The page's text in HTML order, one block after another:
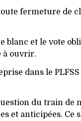
fermeture de
et le vote
à ouvrir.
dans le
du train de
anticipées. Ce